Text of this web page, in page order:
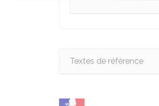
Textes de référence